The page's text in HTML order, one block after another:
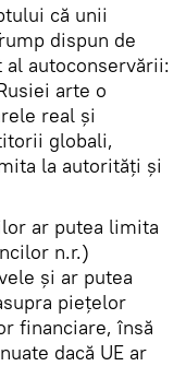
că unii
dispun de
autoconservării:
arte o
real și
globali,
la autorități și
ar putea limita
n.r.)
și ar putea
piețelor
financiare, însă
dacă UE ar